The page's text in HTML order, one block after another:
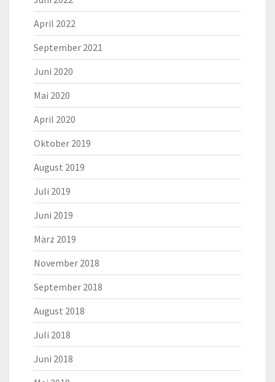
April 2022
September 2021
Juni 2020
Mai 2020
April 2020
Oktober 2019
August 2019
Juli 2019
Juni 2019
März 2019
November 2018
September 2018
August 2018
Juli 2018
Juni 2018